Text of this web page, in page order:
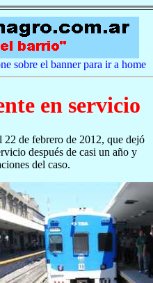
sobre el banner para ir a home
en servicio
22 de febrero de 2012, que dejó
después de casi un año y
del caso.